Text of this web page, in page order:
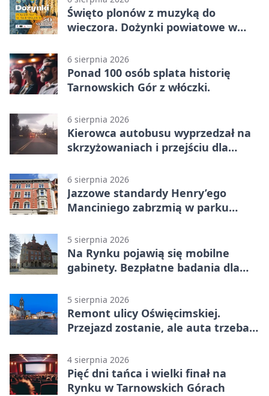
Święto plonów z muzyką do
wieczora. Dożynki powiatowe w
6 sierpnia 2026
Ponad 100 osób splata historię
Tarnowskich Gór z włóczki.
6 sierpnia 2026
Kierowca autobusu wyprzedzał na
skrzyżowaniach i przejściu dla
6 sierpnia 2026
Jazzowe standardy Henry’ego
Manciniego zabrzmią w parku
5 sierpnia 2026
Na Rynku pojawią się mobilne
gabinety. Bezpłatne badania dla
5 sierpnia 2026
Remont ulicy Oświęcimskiej.
Przejazd zostanie, ale auta trzeba
4 sierpnia 2026
Pięć dni tańca i wielki finał na
Rynku w Tarnowskich Górach